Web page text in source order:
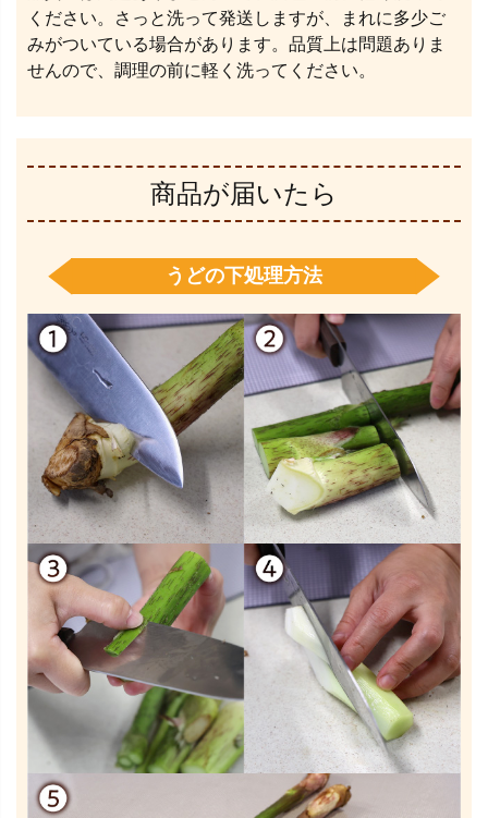
ください。さっと洗って発送しますが、まれに多少ご
みがついている場合があります。品質上は問題ありま
せんので、調理の前に軽く洗ってください。
商品が届いたら
うどの下処理方法